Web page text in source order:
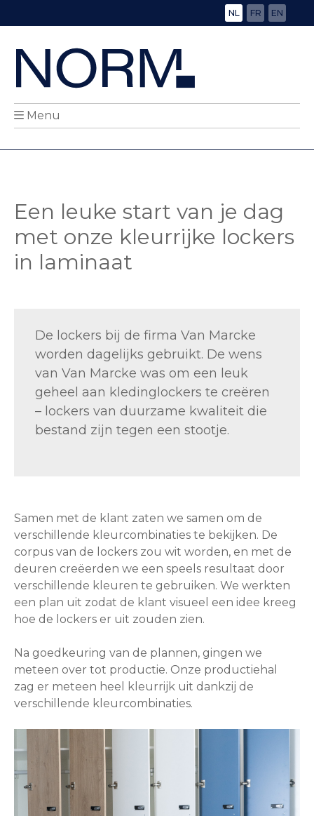
NL FR EN
Menu
Een leuke start van je dag
met onze kleurrijke lockers
in laminaat
De lockers bij de firma Van Marcke
worden dagelijks gebruikt. De wens
van Van Marcke was om een leuk
geheel aan kledinglockers te creëren
– lockers van duurzame kwaliteit die
bestand zijn tegen een stootje.
Samen met de klant zaten we samen om de
verschillende kleurcombinaties te bekijken. De
corpus van de lockers zou wit worden, en met de
deuren creëerden we een speels resultaat door
verschillende kleuren te gebruiken. We werkten
een plan uit zodat de klant visueel een idee kreeg
hoe de lockers er uit zouden zien.
Na goedkeuring van de plannen, gingen we
meteen over tot productie. Onze productiehal
zag er meteen heel kleurrijk uit dankzij de
verschillende kleurcombinaties.